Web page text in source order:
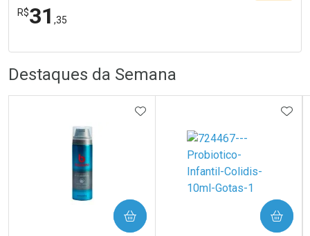
R$31 ,35
Laboratório
Ativar Desconto
Comprar sem Desconto
Por Menos
Comprar sem Desconto
Destaques da Semana
ADICIONAR AOS FAVORITOS
COMPRAR COMPRAR